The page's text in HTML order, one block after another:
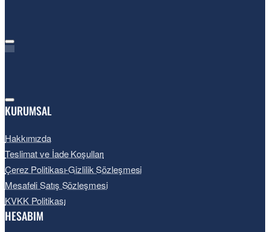
Video Fotogrametrisi (VPG)
KURUMSAL
Hakkımızda
Teslimat ve İade Koşulları
Çerez Politikası-Gizlilik Sözleşmesi
Mesafeli Satış Sözleşmesi
KVKK Politikası
HESABIM